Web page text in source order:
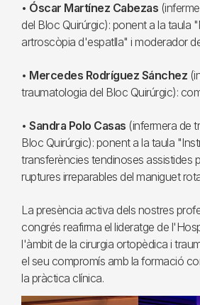
• Óscar Martínez Cabezas
del Bloc Quirúrgic): ponent a la taula
artroscòpia d'espatlla" i moderador
• Mercedes Rodríguez Sánchez
traumatologia del Bloc Quirúrgic):
• Sandra Polo Casas (infermera de
Bloc Quirúrgic): ponent a la taula
transferències tendinoses assistides
ruptures irreparables del maniguet
La presència activa dels nostres
congrés reafirma el lideratge de
l'àmbit de la cirurgia ortopèdica i
el seu compromís amb la formació
la pràctica clínica.